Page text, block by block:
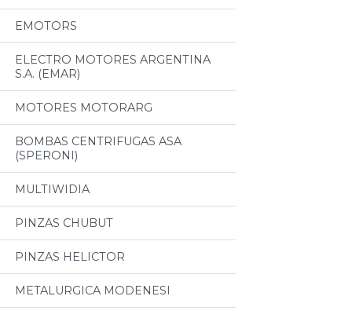
EMOTORS
ELECTRO MOTORES ARGENTINA
S.A. (EMAR)
MOTORES MOTORARG
BOMBAS CENTRIFUGAS ASA
(SPERONI)
MULTIWIDIA
PINZAS CHUBUT
PINZAS HELICTOR
METALURGICA MODENESI